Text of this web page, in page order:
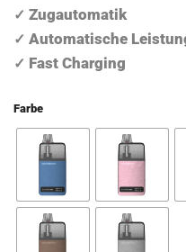
✓ Zugautomatik
✓ Automatische
✓ Fast Charging
Farbe